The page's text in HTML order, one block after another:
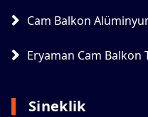
Cam Balkon
Eryaman Cam Balkon
Sineklik